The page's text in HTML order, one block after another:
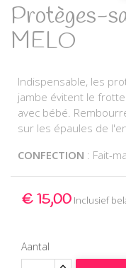
Protèges-
MELO
Indispensable, les
jambe évitent le
avec bébé.
sur les épaules de
CONFECTION : Fait-
€ 15,00 Inclusief
Aantal